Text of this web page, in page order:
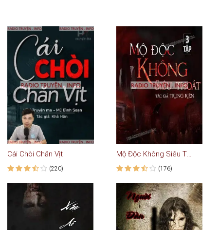
Cái Chòi Chăn Vịt
(220)
Mộ Độc Không Siêu Thoát
(176)